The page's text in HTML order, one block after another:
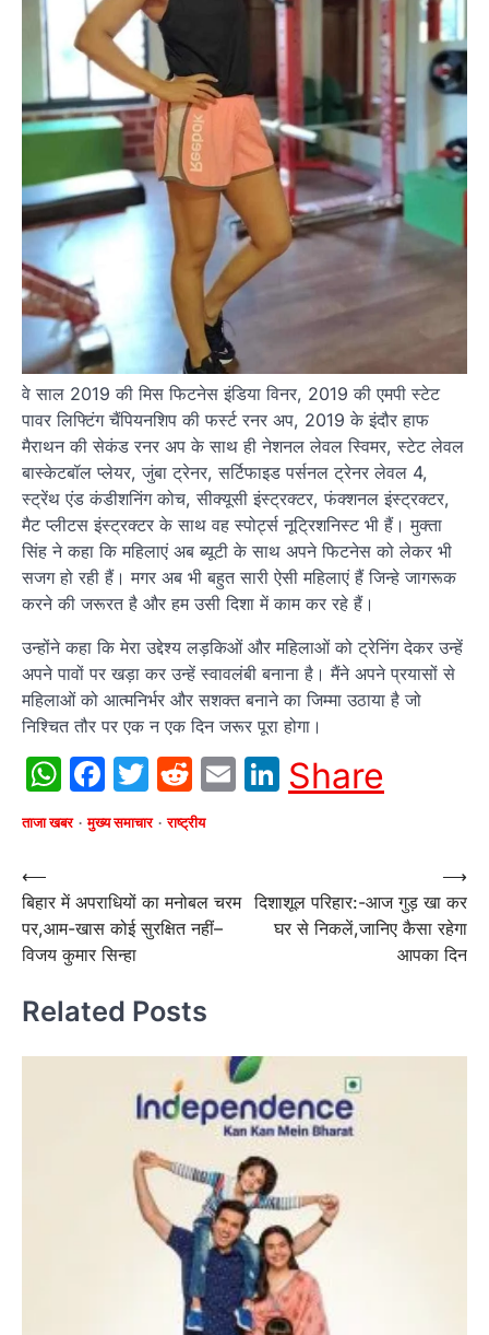
वे साल 2019 की मिस फिटनेस इंडिया विनर, 2019 की एमपी स्टेट
पावर लिफ्टिंग चैंपियनशिप की फर्स्ट रनर अप, 2019 के इंदौर हाफ
मैराथन की सेकंड रनर अप के साथ ही नेशनल लेवल स्विमर, स्टेट लेवल
बास्केटबॉल प्लेयर, जुंबा ट्रेनर, सर्टिफाइड पर्सनल ट्रेनर लेवल 4,
स्ट्रेंथ एंड कंडीशनिंग कोच, सीक्यूसी इंस्ट्रक्टर, फंक्शनल इंस्ट्रक्टर,
मैट प्लीटस इंस्ट्रक्टर के साथ वह स्पोर्ट्स नूट्रिशनिस्ट भी हैं। मुक्ता
सिंह ने कहा कि महिलाएं अब ब्यूटी के साथ अपने फिटनेस को लेकर भी
सजग हो रही हैं। मगर अब भी बहुत सारी ऐसी महिलाएं हैं जिन्हे जागरूक
करने की जरूरत है और हम उसी दिशा में काम कर रहे हैं।
उन्होंने कहा कि मेरा उद्देश्य लड़किओं और महिलाओं को ट्रेनिंग देकर उन्हें
अपने पावों पर खड़ा कर उन्हें स्वावलंबी बनाना है। मैंने अपने प्रयासों से
महिलाओं को आत्मनिर्भर और सशक्त बनाने का जिम्मा उठाया है जो
निश्चित तौर पर एक न एक दिन जरूर पूरा होगा।
WhatsApp
Facebook
Twitter
Reddit
EmailLinkedIn
Share
ताजा खबर मुख्य समाचार राष्ट्रीय
Post
navigation
⟵
बिहार में अपराधियों का मनोबल चरम
पर,आम-खास कोई सुरक्षित नहीं–
विजय कुमार सिन्हा
दिशाशूल परिहार:-आज गुड़ खा कर
घर से निकलें,जानिए कैसा रहेगा
आपका दिन
⟶
Related Posts